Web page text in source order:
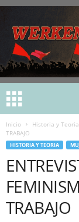
Inicio Historia y Teoria
TRABAJO
HISTORIA Y TEORIA
TRABAJO